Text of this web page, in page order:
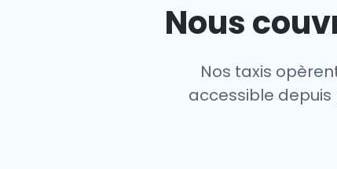
Nous
Nos taxis
accessible depuis